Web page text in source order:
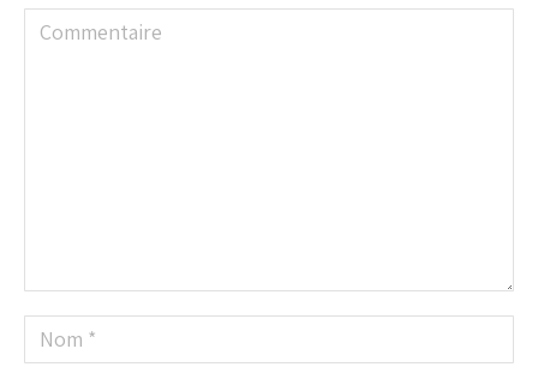
Commentaire
Nom *